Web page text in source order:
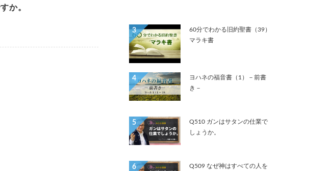
か。
3
60分でわかる旧約聖書（39）
マラキ書
4
ヨハネの福音書（1）－前書
き－
5
Q510 ガンはサタンの仕業で
しょうか。
6
Q509 なぜ神はすべての人を